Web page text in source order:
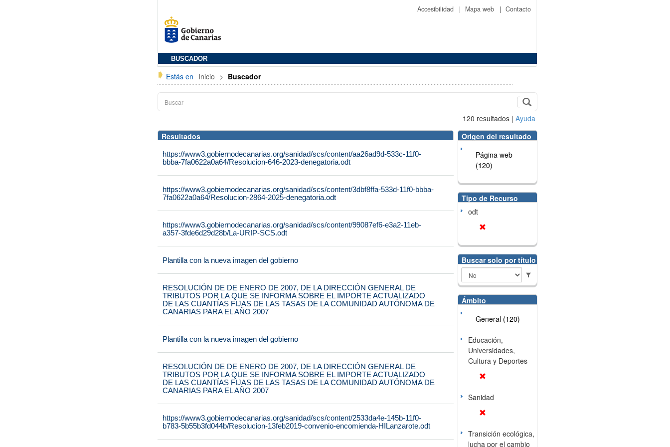
Accesibilidad | Mapa web | Contacto
BUSCADOR
Estás en Inicio > Buscador
120 resultados | Ayuda
Resultados
https://www3.gobiernodecanarias.org/sanidad/scs/content/aa26ad9d-533c-11f0-
bbba-7fa0622a0a64/Resolucion-646-2023-denegatoria.odt
https://www3.gobiernodecanarias.org/sanidad/scs/content/3dbf8ffa-533d-11f0-bbba-
7fa0622a0a64/Resolucion-2864-2025-denegatoria.odt
https://www3.gobiernodecanarias.org/sanidad/scs/content/99087ef6-e3a2-11eb-
a357-3fde6d29d28b/La-URIP-SCS.odt
Plantilla con la nueva imagen del gobierno
RESOLUCIÓN DE DE ENERO DE 2007, DE LA DIRECCIÓN GENERAL DE
TRIBUTOS POR LA QUE SE INFORMA SOBRE EL IMPORTE ACTUALIZADO
DE LAS CUANTÍAS FIJAS DE LAS TASAS DE LA COMUNIDAD AUTÓNOMA DE
CANARIAS PARA EL AÑO 2007
Plantilla con la nueva imagen del gobierno
RESOLUCIÓN DE DE ENERO DE 2007, DE LA DIRECCIÓN GENERAL DE
TRIBUTOS POR LA QUE SE INFORMA SOBRE EL IMPORTE ACTUALIZADO
DE LAS CUANTÍAS FIJAS DE LAS TASAS DE LA COMUNIDAD AUTÓNOMA DE
CANARIAS PARA EL AÑO 2007
https://www3.gobiernodecanarias.org/sanidad/scs/content/2533da4e-145b-11f0-
b783-5b55b3fd044b/Resolucion-13feb2019-convenio-encomienda-HILanzarote.odt
Origen del resultado
Página web
(120)
Tipo de Recurso
odt
Buscar solo por título
Ámbito
General (120)
Educación,
Universidades,
Cultura y Deportes
Sanidad
Transición ecológica,
lucha por el cambio